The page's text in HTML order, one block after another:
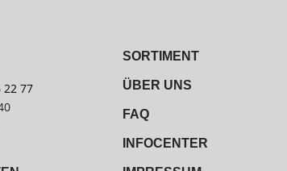
22 77
SORTIMENT
ÜBER UNS
FAQ
INFOCENTER